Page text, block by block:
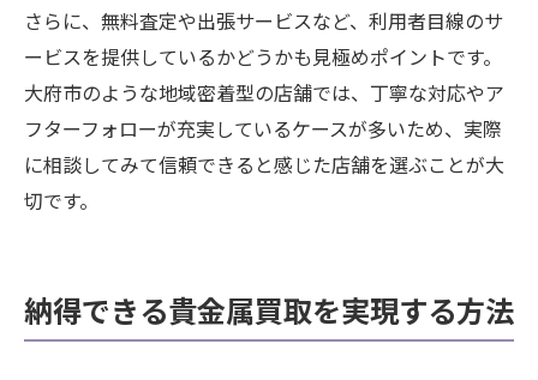
さらに、無料査定や出張サービスなど、利用者目線のサ
ービスを提供しているかどうかも見極めポイントです。
大府市のような地域密着型の店舗では、丁寧な対応やア
フターフォローが充実しているケースが多いため、実際
に相談してみて信頼できると感じた店舗を選ぶことが大
切です。
納得できる貴金属買取を実現する方法